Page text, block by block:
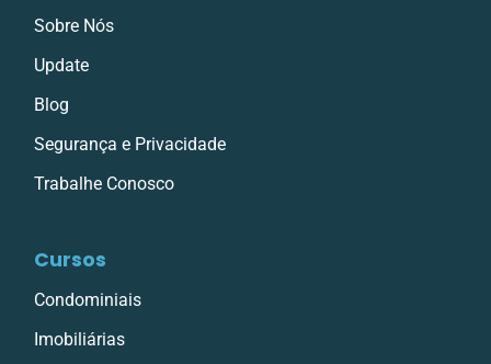
Sobre Nós
Update
Blog
Segurança e Privacidade
Trabalhe Conosco
Cursos
Condominiais
Imobiliárias